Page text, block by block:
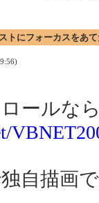
トにフォーカスをあ
ールな
自描画